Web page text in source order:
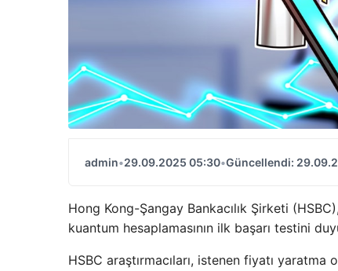
admin•29.09.2025 05:30•Güncellendi:
Hong Kong-Şangay Bankacılık Şirketi
kuantum hesaplamasının ilk başarı testini
HSBC araştırmacıları, istenen fiyatı yaratma